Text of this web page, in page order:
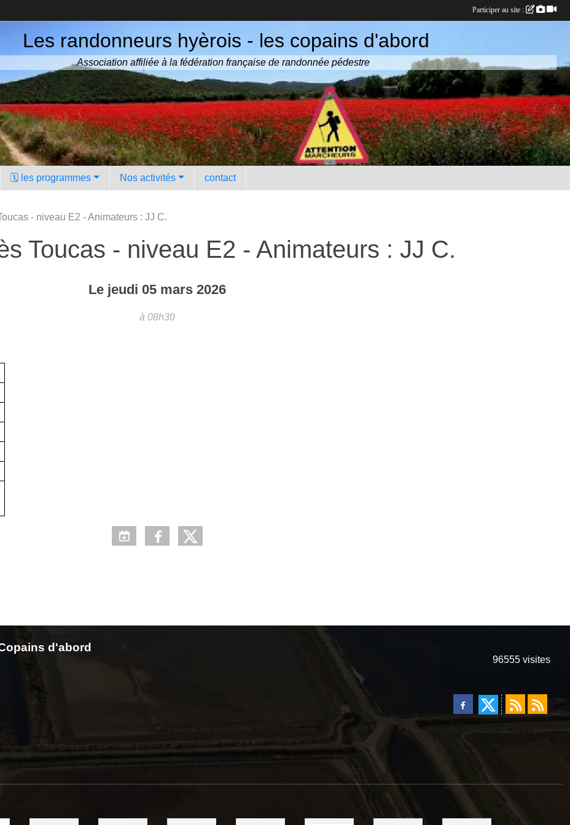
Les randonneurs hyèrois - les copains d'abord
Association affiliée à la fédération française de randonnée pédestre
🗓️ les programmes Nos activités contact
- niveau E2 - Animateurs : JJ C.
Toucas - niveau E2 - Animateurs : JJ C.
Le jeudi 05 mars 2026
à 08h30
d'abord
96555 visites
Participer au site :